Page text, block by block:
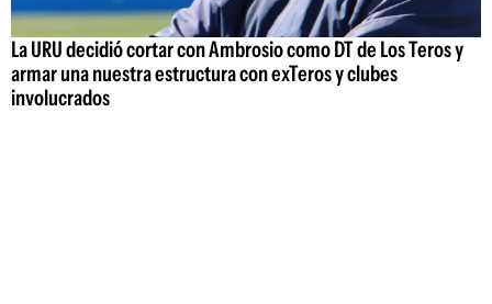
La URU decidió cortar con Ambrosio como DT de Los Teros y
armar una nuestra estructura con exTeros y clubes
involucrados